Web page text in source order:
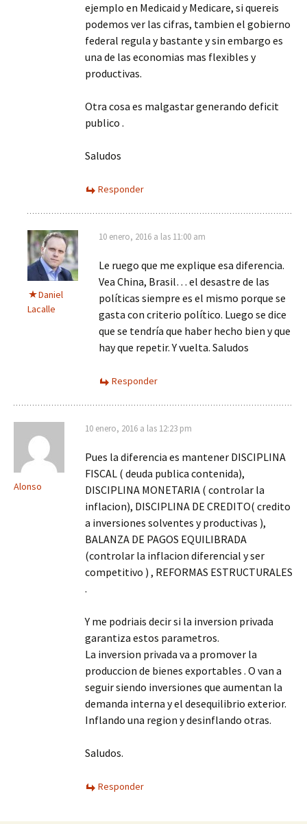
ejemplo en Medicaid y Medicare, si quereis
podemos ver las cifras, tambien el gobierno
federal regula y bastante y sin embargo es
una de las economias mas flexibles y
productivas.
Otra cosa es malgastar generando deficit
publico .
Saludos
Responder
Daniel
Lacalle
10 enero, 2016 a las 11:00 am
Le ruego que me explique esa diferencia.
Vea China, Brasil… el desastre de las
políticas siempre es el mismo porque se
gasta con criterio político. Luego se dice
que se tendría que haber hecho bien y que
hay que repetir. Y vuelta. Saludos
Responder
Alonso
10 enero, 2016 a las 12:23 pm
Pues la diferencia es mantener DISCIPLINA
FISCAL ( deuda publica contenida),
DISCIPLINA MONETARIA ( controlar la
inflacion), DISCIPLINA DE CREDITO( credito
a inversiones solventes y productivas ),
BALANZA DE PAGOS EQUILIBRADA
(controlar la inflacion diferencial y ser
competitivo ) , REFORMAS ESTRUCTURALES
.
Y me podriais decir si la inversion privada
garantiza estos parametros.
La inversion privada va a promover la
produccion de bienes exportables . O van a
seguir siendo inversiones que aumentan la
demanda interna y el desequilibrio exterior.
Inflando una region y desinflando otras.
Saludos.
Responder